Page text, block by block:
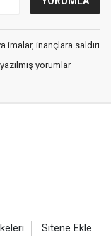
inançlara saldırı
yorumlar
Sitene Ekle